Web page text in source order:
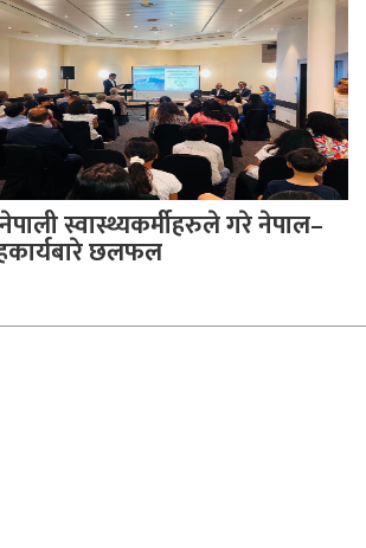
स्वास्थ्यकर्मीहरुले गरे नेपाल–
छलफल